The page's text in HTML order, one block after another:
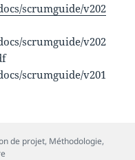
scrumguide/v202
scrumguide/v202
scrumguide/v201
de projet, Méthodologie,